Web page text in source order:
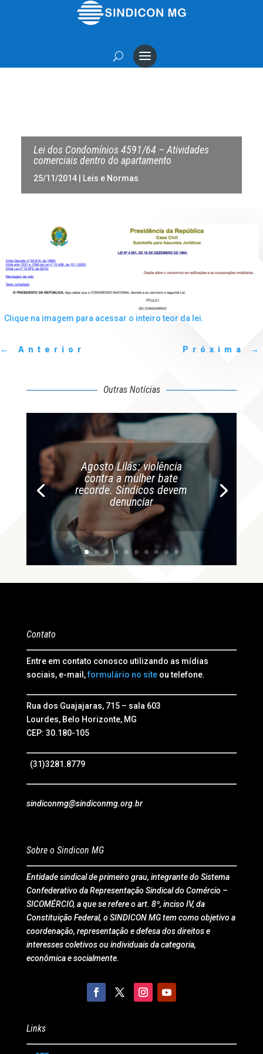
Lei dos Condomí­nios 4591/64 – Atividades
comerciais dentro do apartamento
25/11/2014| Leis e Normas
Clique na imagem para acessar o inteiro teor da lei.
← Anterior Próxima →
Outras Notícias
Agosto Lilás: violência
contra a mulher bate
recorde. Síndicos devem
denunciar
Contato
Entre em contato conosco utilizando as mídias
sociais, e-mail,formulário no siteou telefone.
Rua dos Guajajaras, 715 – sala 603
Lourdes, Belo Horizonte, MG
CEP: 30.180-105
(31)3281.8779
sindiconmg@sindiconmg.org.br
Sobre o Sindicon MG
Entidade sindical de primeiro grau, integrante do Sistema
Confederativo da Representação Sindical do Comércio –
SICOMÉRCIO, a que se refere o art. 8º, inciso IV, da
Constituição Federal, o SINDICON MG tem como objetivo a
coordenação, representação e defesa dos direitos e
interesses coletivos ou individuais da categoria,
econômica e socialmente.
Links